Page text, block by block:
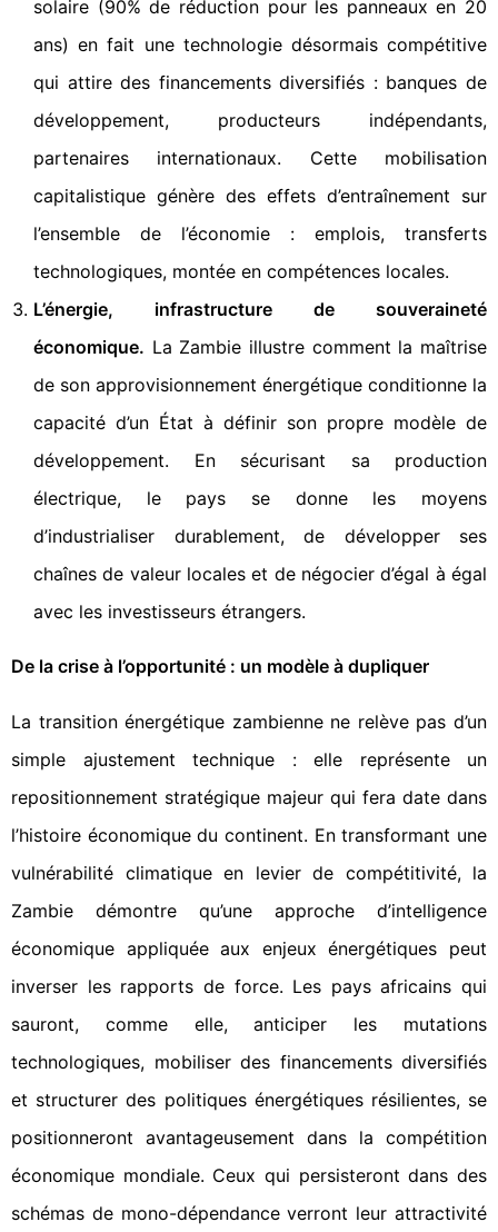
solaire (90% de réduction pour les panneaux en 20
ans) en fait une technologie désormais compétitive
qui attire des financements diversifiés : banques de
développement, producteurs indépendants,
partenaires internationaux. Cette mobilisation
capitalistique génère des effets d’entraînement sur
l’ensemble de l’économie : emplois, transferts
technologiques, montée en compétences locales.
L’énergie, infrastructure de souveraineté
économique. La Zambie illustre comment la maîtrise
de son approvisionnement énergétique conditionne la
capacité d’un État à définir son propre modèle de
développement. En sécurisant sa production
électrique, le pays se donne les moyens
d’industrialiser durablement, de développer ses
chaînes de valeur locales et de négocier d’égal à égal
avec les investisseurs étrangers.
De la crise à l’opportunité : un modèle à dupliquer
La transition énergétique zambienne ne relève pas d’un
simple ajustement technique : elle représente un
repositionnement stratégique majeur qui fera date dans
l’histoire économique du continent. En transformant une
vulnérabilité climatique en levier de compétitivité, la
Zambie démontre qu’une approche d’intelligence
économique appliquée aux enjeux énergétiques peut
inverser les rapports de force. Les pays africains qui
sauront, comme elle, anticiper les mutations
technologiques, mobiliser des financements diversifiés
et structurer des politiques énergétiques résilientes, se
positionneront avantageusement dans la compétition
économique mondiale. Ceux qui persisteront dans des
schémas de mono-dépendance verront leur attractivité